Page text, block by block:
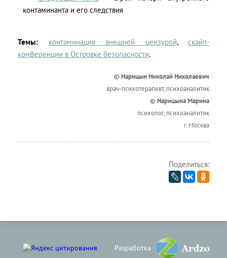
контаминанта и его следствия
Темы: контаминация внешней цензурой, скайп-
конференции в Островке безопасности.
© Нарицын Николай Николаевич
врач-психотерапевт, психоаналитик
© Нарицына Марина
психолог, психоаналитик
г. Москва
Поделиться:
Разработка